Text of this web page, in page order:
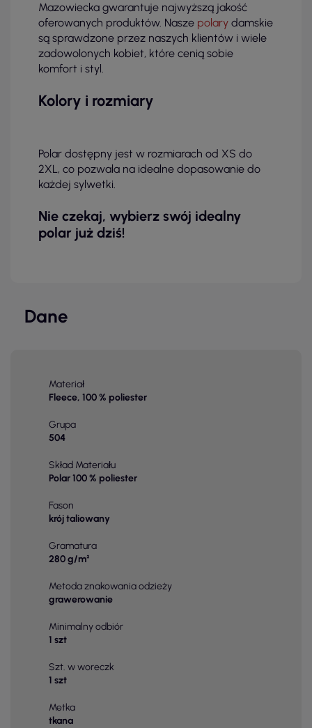
Mazowiecka gwarantuje najwyższą jakość
oferowanych produktów. Nasze polary damskie
są sprawdzone przez naszych klientów i wiele
zadowolonych kobiet, które cenią sobie
komfort i styl.
Kolory i rozmiary
Polar dostępny jest w rozmiarach od XS do
2XL, co pozwala na idealne dopasowanie do
każdej sylwetki.
Nie czekaj, wybierz swój idealny
polar już dziś!
Dane
Materiał
Fleece, 100 % poliester
Grupa
504
Skład Materiału
Polar 100 % poliester
Fason
krój taliowany
Gramatura
280 g/m²
Metoda znakowania odzieży
grawerowanie
Minimalny odbiór
1 szt
Szt. w woreczk
1 szt
Metka
tkana